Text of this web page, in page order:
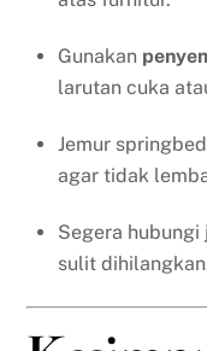
Gunakan
larutan cuka
Jemur
agar tidak
Segera hubungi
sulit